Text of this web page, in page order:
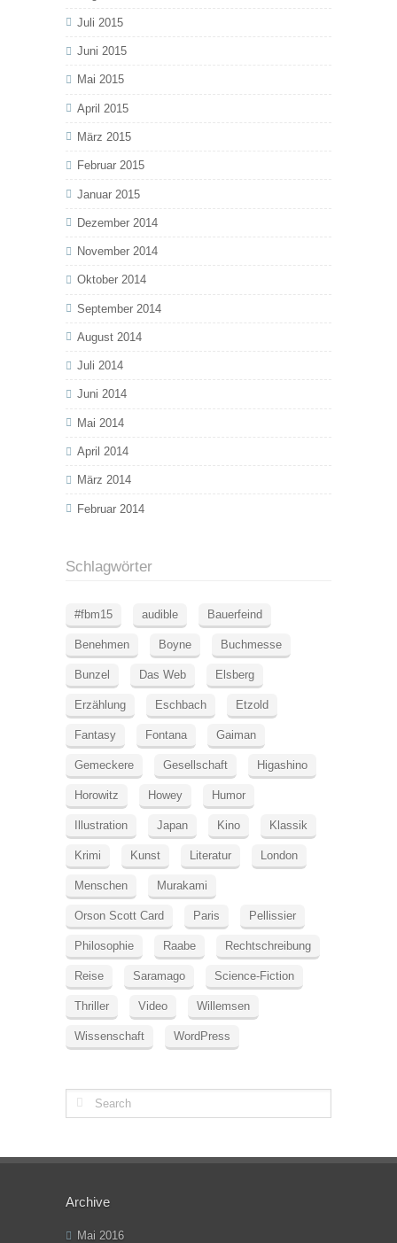
Juli 2015
Juni 2015
Mai 2015
April 2015
März 2015
Februar 2015
Januar 2015
Dezember 2014
November 2014
Oktober 2014
September 2014
August 2014
Juli 2014
Juni 2014
Mai 2014
April 2014
März 2014
Februar 2014
Schlagwörter
#fbm15 audible Bauerfeind
Benehmen Boyne Buchmesse
Bunzel Das Web Elsberg
Erzählung Eschbach Etzold
Fantasy Fontana Gaiman
Gemeckere Gesellschaft Higashino
Horowitz Howey Humor
Illustration Japan Kino Klassik
Krimi Kunst Literatur London
Menschen Murakami
Orson Scott Card Paris Pellissier
Philosophie Raabe Rechtschreibung
Reise Saramago Science-Fiction
Thriller Video Willemsen
Wissenschaft WordPress
Archive
Mai 2016